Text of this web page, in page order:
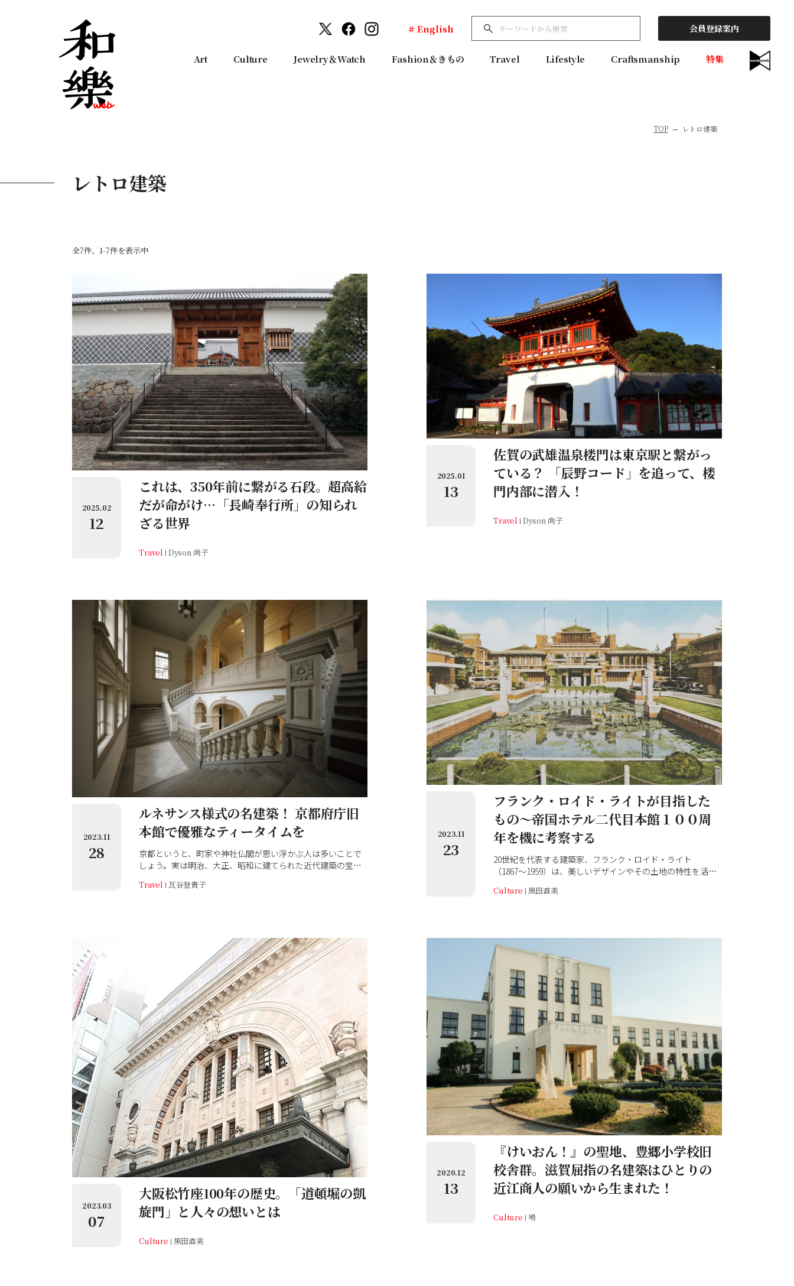
# English 会員登録案内
Art Culture Jewelry＆Watch Fashion＆きもの Travel Lifestyle Craftsmanship 特集
TOP レトロ建築
レトロ建築
全7件、1-7件を表示中
2025.02
12
これは、350年前に繋がる石段。超高給
だが命がけ…「長崎奉行所」の知られ
ざる世界
Travel Dyson 尚子
2025.01
13
佐賀の武雄温泉楼門は東京駅と繋がっ
ている？ 「辰野コード」を追って、楼
門内部に潜入！
Travel Dyson 尚子
2023.11
28
ルネサンス様式の名建築！ 京都府庁旧
本館で優雅なティータイムを
京都というと、町家や神社仏閣が思い浮かぶ人は多いことで
しょう。実は明治、大正、昭和に建てられた近代建築の宝庫
当時のままの姿で、現代に受け継がれています。京都府庁旧
Travel 瓦谷登貴子
2023.11
23
フランク・ロイド・ライトが目指した
もの～帝国ホテル二代目本館１００周
年を機に考察する
20世紀を代表する建築家、フランク・ロイド・ライト
（1867〜1959）は、美しいデザインやその土地の特性を活か
ど、常に世界の注目を集めてきました。2019（令和元）年に
も傾倒し、コレクターとして多くの作品を蒐集しました。フ
ランク・ロイド・ライトが建てた帝国ホテル二代目本館が100
周年を迎え、大回顧展も開かれる2023（令和5）年、改めて彼
の足跡を追います。
Culture 黒田直美
2023.03
07
大阪松竹座100年の歴史。「道頓堀の凱
旋門」と人々の想いとは
Culture 黒田直美
2020.12
13
『けいおん！』の聖地、豊郷小学校旧
校舎群。滋賀屈指の名建築はひとりの
近江商人の願いから生まれた！
Culture 鳩